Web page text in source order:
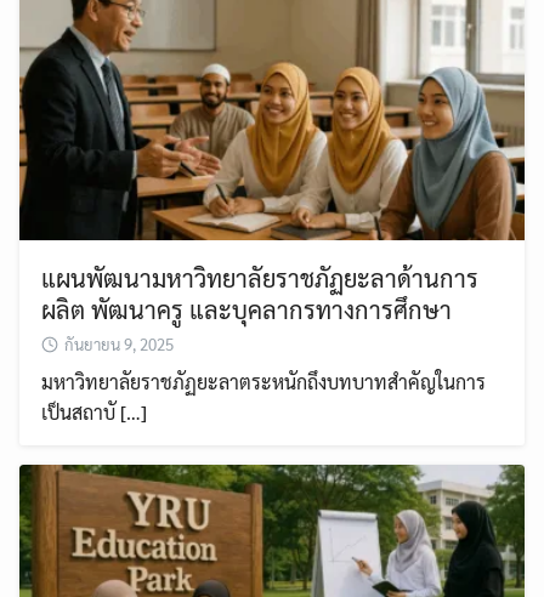
แผนพัฒนามหาวิทยาลัยราชภัฏยะลาด้านการ
ผลิต พัฒนาครู และบุคลากรทางการศึกษา
กันยายน 9, 2025
มหาวิทยาลัยราชภัฏยะลาตระหนักถึงบทบาทสำคัญในการ
เป็นสถาบั […]